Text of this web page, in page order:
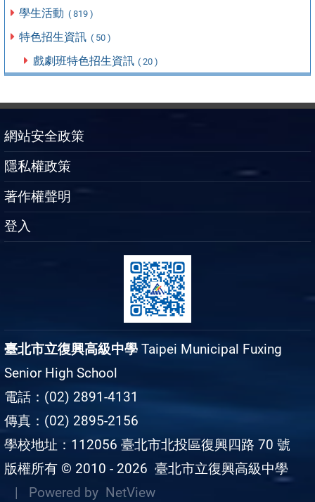
學生活動 ( 819 )
特色招生資訊 ( 50 )
戲劇班特色招生資訊 ( 20 )
網站安全政策
隱私權政策
著作權聲明
登入
臺北市立復興高級中學 Taipei Municipal Fuxing
Senior High School
電話：(02) 2891-4131
傳真：(02) 2895-2156
學校地址：112056 臺北市北投區復興四路 70 號
版權所有 © 2010 - 2026 臺北市立復興高級中學
| Powered by NetView